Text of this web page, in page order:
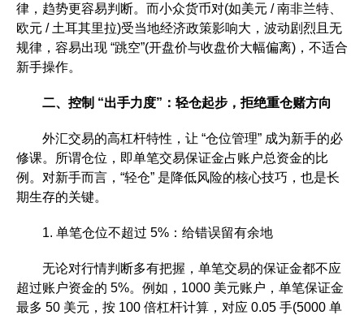
律，趋势更容易判断。而小众货币对(如美元 / 南非兰特、
欧元 / 土耳其里拉)受当地经济政策影响大，波动剧烈且无
规律，容易出现 “跳空”(开盘价与收盘价大幅偏离)，不适合
新手操作。
二、控制 “出手力度”：轻仓起步，拒绝重仓赌方向
外汇交易的高杠杆特性，让 “仓位管理” 成为新手的必
修课。所谓仓位，即单笔交易保证金占账户总资金的比
例。对新手而言，“轻仓” 是降低风险的核心技巧，也是长
期生存的关键。
1. 单笔仓位不超过 5%：给错误留有余地
无论对行情判断多有把握，单笔交易的保证金都不应
超过账户资金的 5%。例如，1000 美元账户，单笔保证金
最多 50 美元，按 100 倍杠杆计算，对应 0.05 手(5000 单